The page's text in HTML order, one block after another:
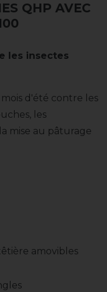
QHP AVEC
les insectes
d'été contre les
les
mise au pâturage
amovibles